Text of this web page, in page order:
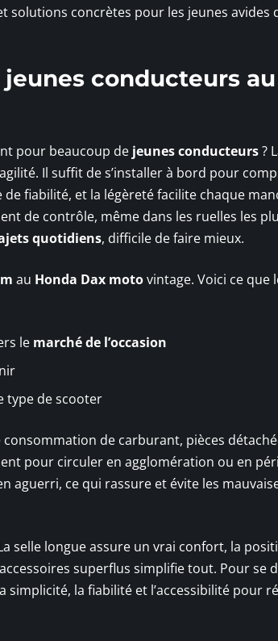
solutions concrètes pour les jeunes avides
conducteurs au
pour beaucoup de jeunes conducteurs?
Il suffit de s’installer à bord pour
de fiabilité, et la légèreté facilite chaque
de contrôle, même dans les ruelles les
quotidiens, difficile de faire mieux.
au Honda Dax motovintage. Voici ce que
le marché de l’occasion
type de scooter
de carburant, pièces
pour circuler en agglomération ou en
aguerri, ce qui rassure et évite les
selle longue assure un vrai confort, la
superflus simplifie tout. Pour se
la fiabilité et l’accessibilité pour